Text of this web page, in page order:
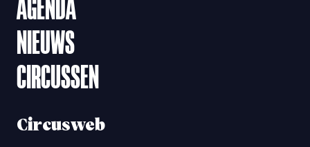
NIEUWS
CIRCUSSEN
Circusweb